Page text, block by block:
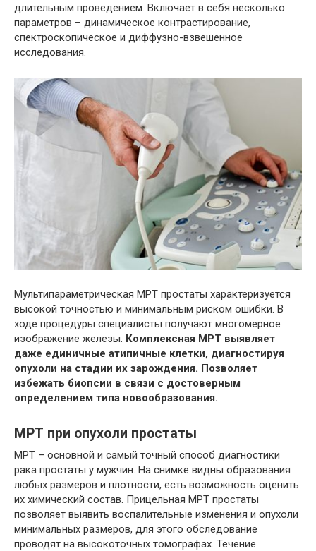
длительным проведением. Включает в себя несколько
параметров – динамическое контрастирование,
спектроскопическое и диффузно-взвешенное
исследования.
Мультипараметрическая МРТ простаты характеризуется
высокой точностью и минимальным риском ошибки. В
ходе процедуры специалисты получают многомерное
изображение железы. Комплексная МРТ выявляет
даже единичные атипичные клетки, диагностируя
опухоли на стадии их зарождения. Позволяет
избежать биопсии в связи с достоверным
определением типа новообразования.
МРТ при опухоли простаты
МРТ – основной и самый точный способ диагностики
рака простаты у мужчин. На снимке видны образования
любых размеров и плотности, есть возможность оценить
их химический состав. Прицельная МРТ простаты
позволяет выявить воспалительные изменения и опухоли
минимальных размеров, для этого обследование
проводят на высокоточных томографах. Течение